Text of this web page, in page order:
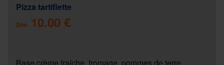
Pizza tartiflette
Dès 10.00 €
Base crème fraîche, fromage, pommes de terre,